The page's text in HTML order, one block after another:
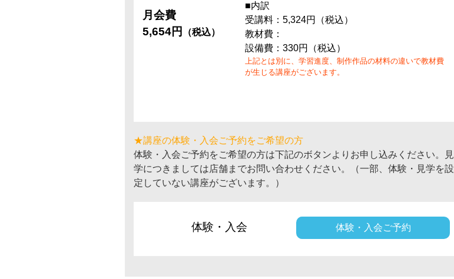
月会費
5,654円
（税込）
■内訳
受講料：5,324円（税込）
教材費：
設備費：330円（税込）
上記とは別に、学習進度、制作作品の材料の違いで教材費
が生じる講座がございます。
★講座の体験・入会ご予約をご希望の方
体験・入会ご予約をご希望の方は下記のボタンよりお申し込みください。見
学につきましては店舗までお問い合わせください。（一部、体験・見学を設
定していない講座がございます。）
体験・入会 体験・入会ご予約